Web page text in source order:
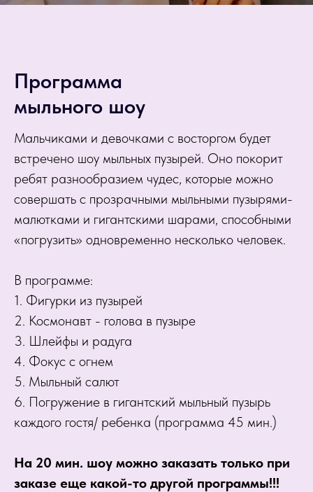
Программа
мыльного шоу
Мальчиками и девочками с восторгом будет
встречено шоу мыльных пузырей. Оно покорит
ребят разнообразием чудес, которые можно
совершать с прозрачными мыльными пузырями-
малютками и гигантскими шарами, способными
«погрузить» одновременно несколько человек.
В программе:
1. Фигурки из пузырей
2. Космонавт - голова в пузыре
3. Шлейфы и радуга
4. Фокус с огнем
5. Мыльный салют
6. Погружение в гигантский мыльный пузырь
каждого гостя/ ребенка (программа 45 мин.)
На 20 мин. шоу можно заказать только при
заказе еще какой-то другой программы!!!